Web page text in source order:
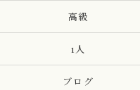
高級
1人
ブログ